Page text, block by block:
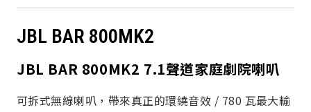
JBL BAR 800MK2
JBL BAR 800MK2 7.1聲道家庭劇院喇叭
可拆式無線喇叭，帶來真正的環繞音效 / 780 瓦最大輸